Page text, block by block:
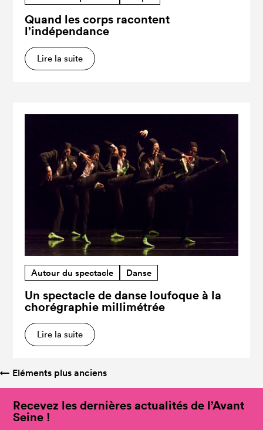
Quand les corps racontent
l’indépendance
Lire la suite
Autour du spectacle Danse
Un spectacle de danse loufoque à la
chorégraphie millimétrée
Lire la suite
← Eléments plus anciens
Recevez les dernières actualités de l’Avant
Seine !